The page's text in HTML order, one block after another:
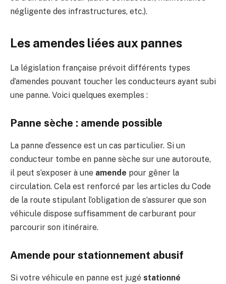
négligente des infrastructures, etc.).
Les amendes liées aux pannes
La législation française prévoit différents types
d’amendes pouvant toucher les conducteurs ayant subi
une panne. Voici quelques exemples :
Panne sèche : amende possible
La panne d’essence est un cas particulier. Si un
conducteur tombe en panne sèche sur une autoroute,
il peut s’exposer à une amende pour gêner la
circulation. Cela est renforcé par les articles du Code
de la route stipulant l’obligation de s’assurer que son
véhicule dispose suffisamment de carburant pour
parcourir son itinéraire.
Amende pour stationnement abusif
Si votre véhicule en panne est jugé stationné